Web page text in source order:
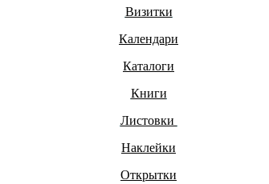
Визитки
Календари
Каталоги
Книги
Листовки
Наклейки
Открытки